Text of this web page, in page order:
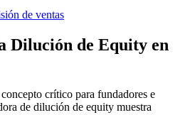
de ventas
Dilución de Equity en
crítico para fundadores e
de dilución de equity muestra